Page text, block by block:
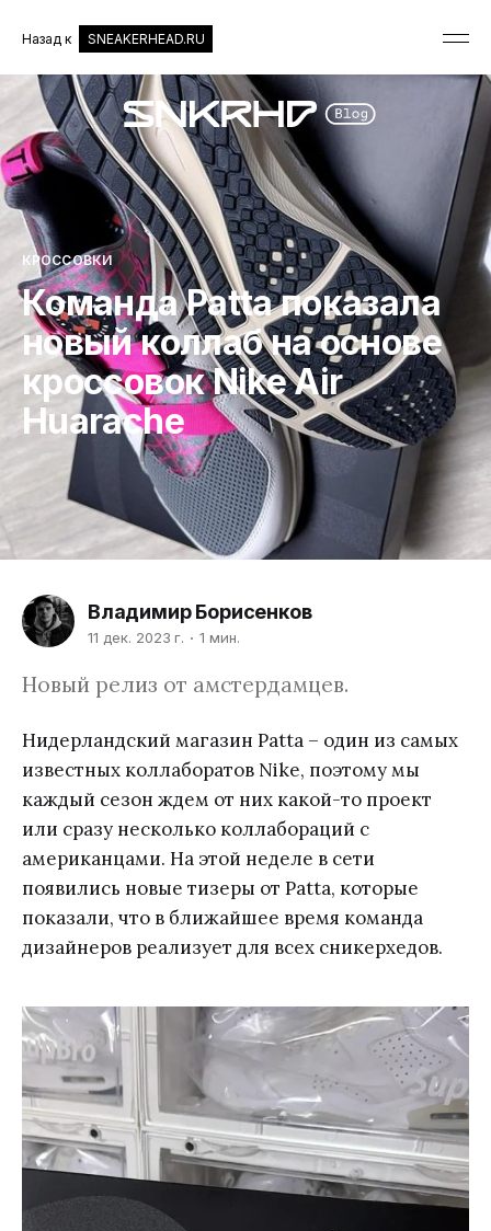
Назад к SNEAKERHEAD.RU
КРОССОВКИ
Команда Patta показала
новый коллаб на основе
кроссовок Nike Air
Huarache
Владимир Борисенков
11 дек. 2023 г. 1 мин.
Новый релиз от амстердамцев.
Нидерландский магазин Patta – один из самых
известных коллаборатов Nike, поэтому мы
каждый сезон ждем от них какой-то проект
или сразу несколько коллабораций с
американцами. На этой неделе в сети
появились новые тизеры от Patta, которые
показали, что в ближайшее время команда
дизайнеров реализует для всех сникерхедов.